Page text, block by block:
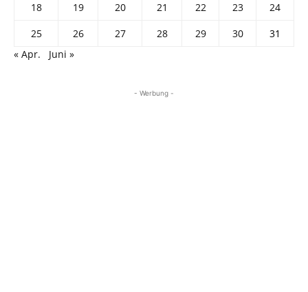
18
19 20 21 22 23
24
25
26 27 28 29 30
31
« Apr.
Juni »
- Werbung -